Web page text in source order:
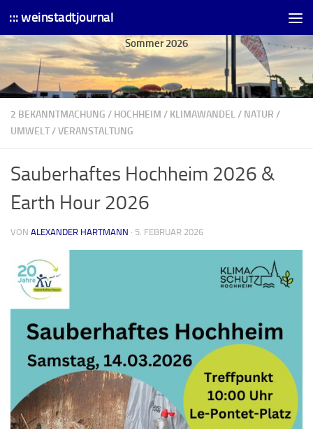
Skip to content
::: weinstadtjournal
Sommer 2026
2 BEKANNTMACHUNG / HOCHHEIM / KLIMAWANDEL/ NATUR /
UMWELT/VERANSTALTUNG
Sauberhaftes Hochheim 2026 &
Earth Hour 2026
VON ALEXANDER HARTMANN · 5. FEBRUAR 2026